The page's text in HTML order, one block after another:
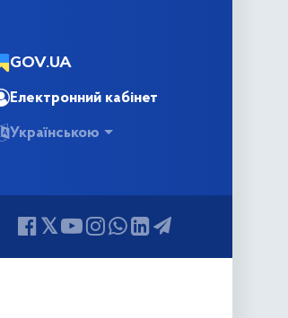
GOV.UA
Електронний кабінет
Українською